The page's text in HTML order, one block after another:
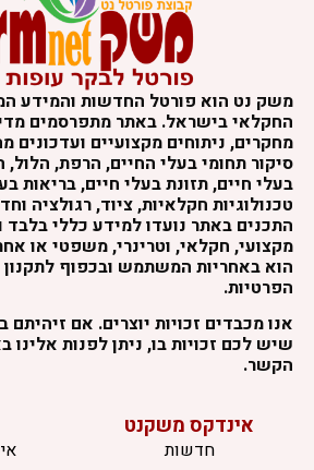
נט הוא פורטל החדשות והמידע
בישראל. באתר מתפרסמים מדי
ניתוחים מקצועיים ועדכונים
תחומי בעלי החיים, הרפת, הלול,
חיים, תזונת בעלי חיים, בריאות בעלי
חקלאיות, ציוד, רגולציה
באתר נועדו למידע כללי בלבד
חקלאי, וטרינרי, משפטי או
באחריות המשתמש ובכפוף לתקנון
מכבדים זכויות יוצרים. אם זיהיתם
לכם זכויות בו, ניתן לפנות אלינו
אינדקס משקנט
חדשות